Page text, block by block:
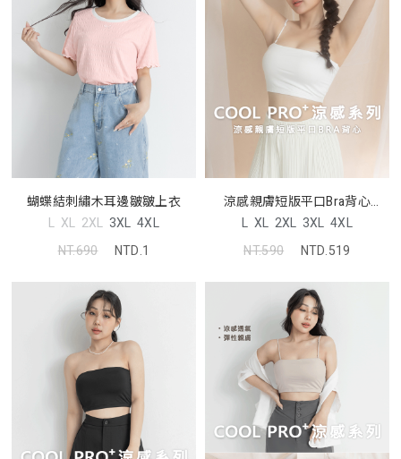
蝴蝶結刺繡木耳邊皺皺上衣
L XL 2XL 3XL 4XL
NT.690
NTD.1
涼感親膚短版平口Bra背心
Pobra
L XL 2XL 3XL 4XL
NT.590
NTD.519